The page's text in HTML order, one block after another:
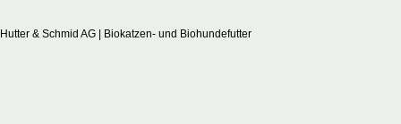
Hutter & Schmid AG | Biokatzen- und Biohundefutter